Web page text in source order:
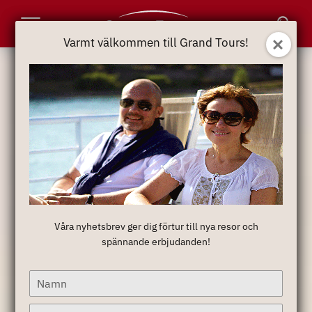
NavigationVarmt välkommen till Grand Tours!
Våra nyhetsbrev ger dig förtur till nya resor och
spännande erbjudanden!
Type
your
name
Varmt välkommen till Grand Tours!
Våra nyhetsbrev ger dig förtur till nya resor och
spännande erbjudanden!
Type
your
name